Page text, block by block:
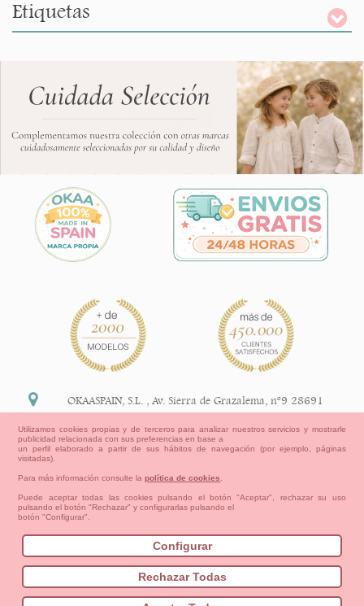
Etiquetas
Bebés Pequeños/as Niña Niño Mamas & Papas
Información Legal
política de devoluciones y reembolsos
Aviso Legal Aviso Cookies
Cómo crear tu cuenta OKAA.
Mapa del sitio
OKAASPAIN, S.L. ,Av. Sierra de Grazalema, nº9 28691
+34 91 113 89 09
Utilizamos cookies propias y de terceros para analizar nuestros servicios y mostrarle
publicidad relacionada con sus preferencias en base a
un perfil elaborado a partir de sus hábitos de navegación (por ejemplo, páginas
visitadas).
Para más información consulte lapolítica de cookies
Puede aceptar todas las cookies pulsando el botón "Aceptar", rechazar su uso
pulsando el botón "Rechazar" y configurarlas pulsando el
botón "Configurar".
Configurar
Rechazar Todas